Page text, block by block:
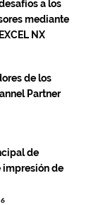
a los
mediante
NX
de los
Partner
de
impresión de